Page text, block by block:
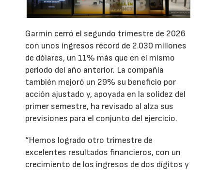
Garmin cerró el segundo trimestre de 2026
con unos ingresos récord de 2.030 millones
de dólares, un 11% más que en el mismo
periodo del año anterior. La compañía
también mejoró un 29% su beneficio por
acción ajustado y, apoyada en la solidez del
primer semestre, ha revisado al alza sus
previsiones para el conjunto del ejercicio.
“Hemos logrado otro trimestre de
excelentes resultados financieros, con un
crecimiento de los ingresos de dos dígitos y